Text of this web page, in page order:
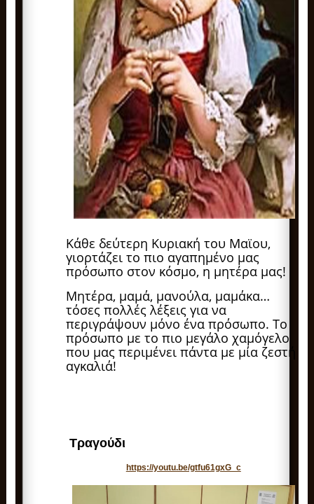
Κάθε δεύτερη Κυριακή του Μαϊου,
γιορτάζει το πιο αγαπημένο μας
πρόσωπο στον κόσμο, η μητέρα μας!
Μητέρα, μαμά, μανούλα, μαμάκα…
τόσες πολλές λέξεις για να
περιγράψουν μόνο ένα πρόσωπο. Το
πρόσωπο με το πιο μεγάλο χαμόγελο
που μας περιμένει πάντα με μία ζεστή
αγκαλιά!
Τραγούδι
https://youtu.be/gtfu61gxG_c